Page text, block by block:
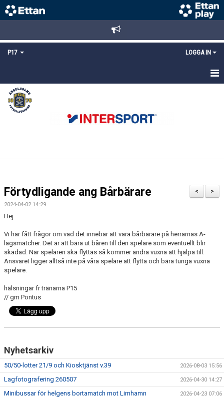
P17 LOGGA IN
HEM
NYHETER
DOKUMENT
KONTAKT
>
<
Förtydligande ang Bårbärare
2024-04-02 14:29
Hej
Vi har fått frågor om vad det innebär att vara bårbärare på herrarnas A-
lagsmatcher. Det är att bära ut båren till den spelare som eventuellt blir
skadad. När spelaren ska flyttas så kommer andra vuxna att hjälpa till.
Ansvaret ligger alltså inte på våra spelare att flytta och bära tunga vuxna
spelare.
hälsningar fr tränarna P15
// gm Pontus
Nyhetsarkiv
50/50-lotter 21/9 och Kiosktjänst v.39 2026-08-03 15:56
Lagfotografering 260507 2026-04-30 14:27
Minibussar för helgens bortamatch mot Limhamn 2026-04-23 07:06